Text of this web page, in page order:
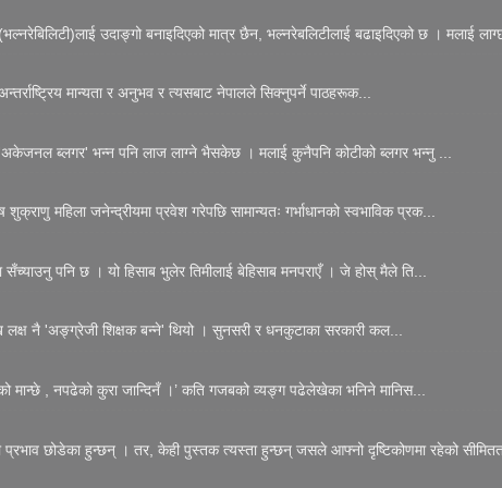
उदाङ्गो बनाइदिएको मात्र छैन, भल्नरेबलिटीलाई बढाइदिएको छ । मलाई
मान्यता र अनुभव र त्यसबाट नेपालले सिक्नुपर्ने पाठहरूक...
ब्लगर' भन्न पनि लाज लाग्ने भैसकेछ । मलाई कुनैपनि कोटीको ब्लगर भन्नु ...
महिला जनेन्द्रीयमा प्रवेश गरेपछि सामान्यतः गर्भाधानको स्वभाविक प्रक...
सँच्याउनु पनि छ । यो हिसाब भुलेर तिमीलाई बेहिसाब मनपराएँ । जे होस् मैले ति...
लक्ष नै 'अङ्ग्रेजी शिक्षक बन्ने' थियो । सुनसरी र धनकुटाका सरकारी कल...
मान्छे , नपढेको कुरा जान्दिनँ ।’ कति गजबको व्यङ्ग पढेलेखेका भनिने मानिस...
छोडेका हुन्छन् । तर, केही पुस्तक त्यस्ता हुन्छन् जसले आफ्नो दृष्टिकोणमा रहेको